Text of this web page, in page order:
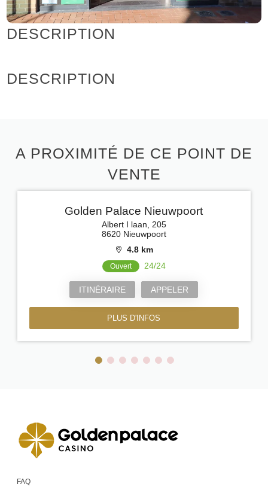
DESCRIPTION
DESCRIPTION
A PROXIMITÉ DE CE POINT DE
VENTE
Golden Palace Nieuwpoort
Albert I laan, 205
8620 Nieuwpoort
4.8 km
Ouvert 24/24
ITINÉRAIRE APPELER
PLUS D'INFOS
FAQ